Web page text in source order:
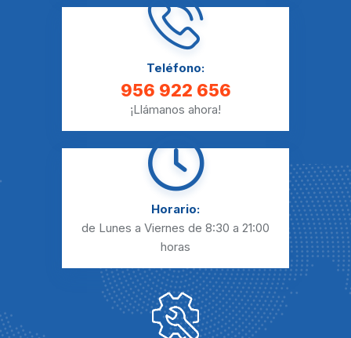
Teléfono:
956 922 656
¡Llámanos ahora!
Horario:
de Lunes a Viernes de 8:30 a 21:00
horas